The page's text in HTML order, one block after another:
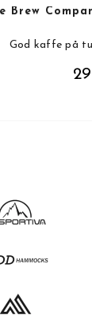
Brew
God kaffe på